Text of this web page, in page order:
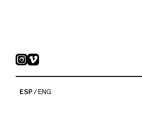
ESP ENG